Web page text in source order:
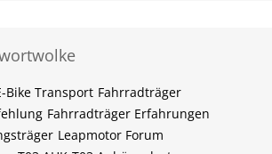
Bike Transport Fahrradträger
Fahrradträger Erfahrungen
Leapmotor Forum